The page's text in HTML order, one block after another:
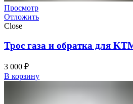
Просмотр
Отложить
Close
Трос газа и обратка для
3 000 ₽
В корзину